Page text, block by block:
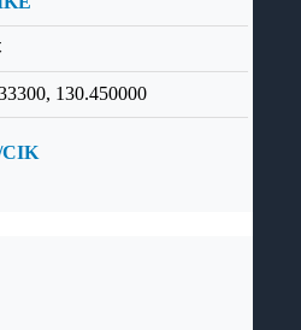
130.450000